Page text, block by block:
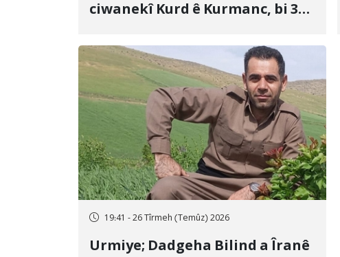
ciwanekî Kurd ê Kurmanc, bi 3
cezakirin
19:41 - 26 Tîrmeh (Temûz) 2026
Urmiye; Dadgeha Bilind a Îranê